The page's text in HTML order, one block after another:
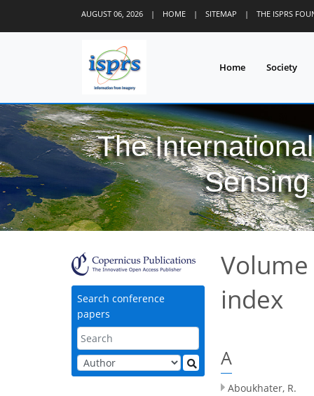
AUGUST 06, 2026 | HOME | SITEMAP | THE ISPRS
Home Society
The
Search conference
papers
Volume
index
A
Aboukhater, R.